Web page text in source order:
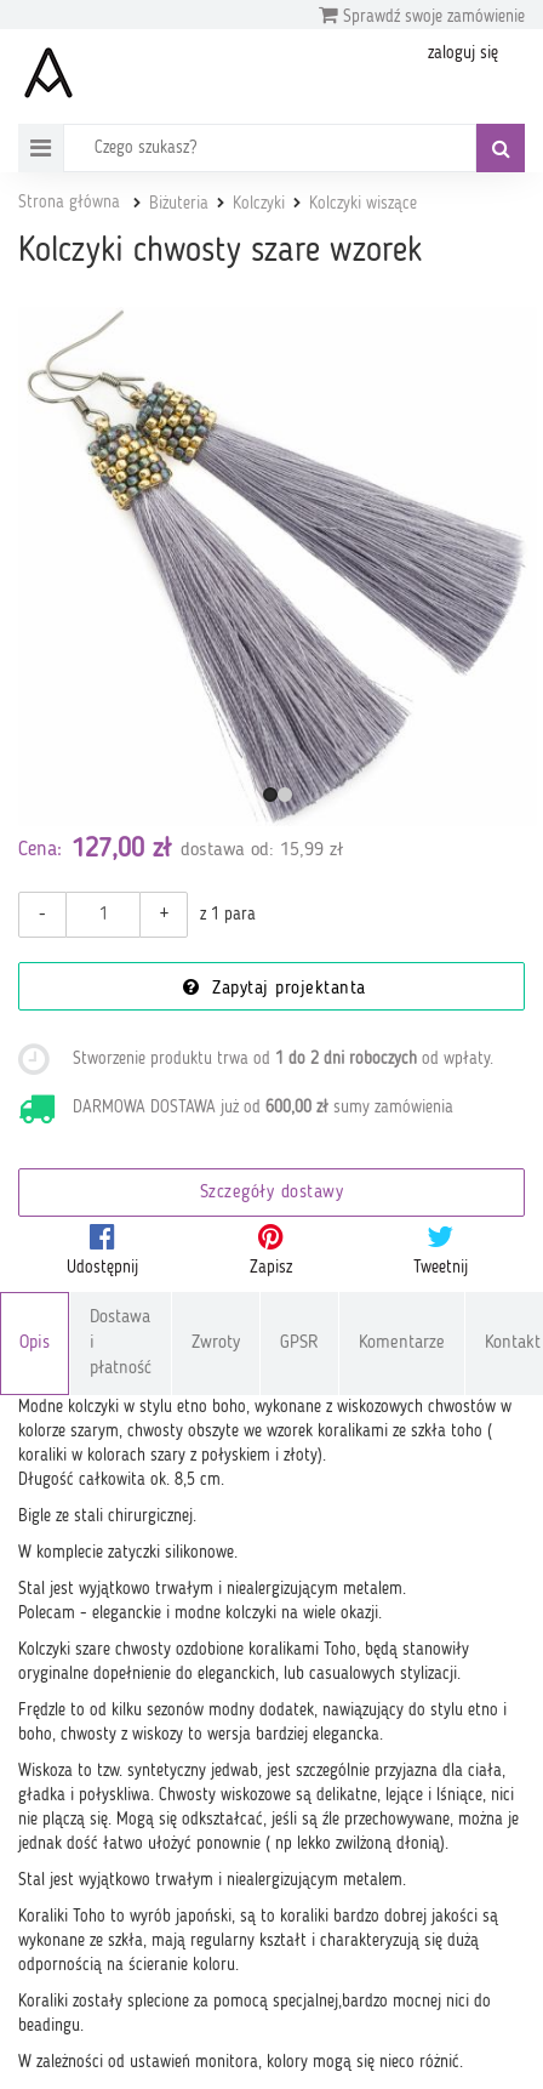
Sprawdź swoje zamówienie
zaloguj się
Strona główna Biżuteria Kolczyki Kolczyki wiszące
Kolczyki chwosty szare wzorek
Cena: 127,00 zł dostawa od: 15,99 zł
- + z 1 para
Zapytaj projektanta
Stworzenie produktu trwa od 1 do 2 dni roboczych od wpłaty.
DARMOWA DOSTAWA już od600,00 zł sumy zamówienia
Szczegóły dostawy
Udostępnij Zapisz Tweetnij
Opis
Dostawa
i
płatność
Zwroty GPSR Komentarze Kontakt
Modne kolczyki w stylu etno boho, wykonane z wiskozowych chwostów w
kolorze szarym, chwosty obszyte we wzorek koralikami ze szkła toho (
koraliki w kolorach szary z połyskiem i złoty).
Długość całkowita ok. 8,5 cm.
Bigle ze stali chirurgicznej.
W komplecie zatyczki silikonowe.
Stal jest wyjątkowo trwałym i niealergizującym metalem.
Polecam - eleganckie i modne kolczyki na wiele okazji.
Kolczyki szare chwosty ozdobione koralikami Toho, będą stanowiły
oryginalne dopełnienie do eleganckich, lub casualowych stylizacji.
Frędzle to od kilku sezonów modny dodatek, nawiązujący do stylu etno i
boho, chwosty z wiskozy to wersja bardziej elegancka.
Wiskoza to tzw. syntetyczny jedwab, jest szczególnie przyjazna dla ciała,
gładka i połyskliwa. Chwosty wiskozowe są delikatne, lejące i lśniące, nici
nie plączą się. Mogą się odkształcać, jeśli są źle przechowywane, można je
jednak dość łatwo ułożyć ponownie ( np lekko zwilżoną dłonią).
Stal jest wyjątkowo trwałym i niealergizującym metalem.
Koraliki Toho to wyrób japoński, są to koraliki bardzo dobrej jakości są
wykonane ze szkła, mają regularny kształt i charakteryzują się dużą
odpornością na ścieranie koloru.
Koraliki zostały splecione za pomocą specjalnej,bardzo mocnej nici do
beadingu.
W zależności od ustawień monitora, kolory mogą się nieco różnić.